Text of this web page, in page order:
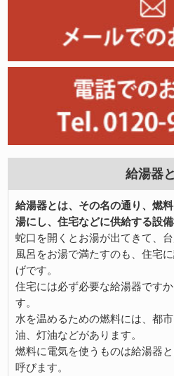
給湯器
給湯器とは、その名の通り、燃
湯にし、住宅などに供給する設備
蛇口を開くとお湯が出てきて、
風呂をお湯で満たすのも、住宅
げです。
住宅には必ず必要な給湯器です
す。
水を温めるための燃料には、都
油、灯油などがあります。
燃料に電気を使うものは給湯器
呼びます。